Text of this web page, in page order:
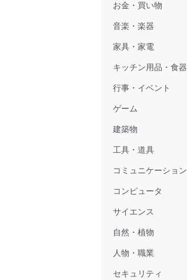
お金・買い物
音楽・楽器
家具・家電
キッチン用品・食器
行事・イベント
ゲーム
建築物
工具・道具
コミュニケーション
コンピュータ
サイエンス
自然・植物
人物・職業
セキュリティ